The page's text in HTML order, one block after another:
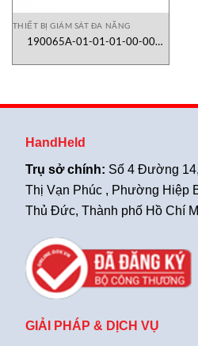
THIẾT BỊ GIÁM SÁT ĐA NĂNG
190065A-01-01-01-00-00
HandHeld
Trụ sở chính: Số 4 Đường
Thị Vạn Phúc , Phường Hiệp
Thủ Đức, Thành phố Hồ Chí
GIẢI PHÁP & DỊCH VỤ